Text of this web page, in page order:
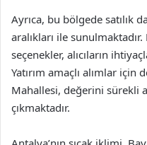
Ayrıca, bu bölgede satılık
aralıkları ile
seçenekler, alıcıların
Yatırım amaçlı alımlar için
Mahallesi, değerini sürekli
çıkmaktadır.